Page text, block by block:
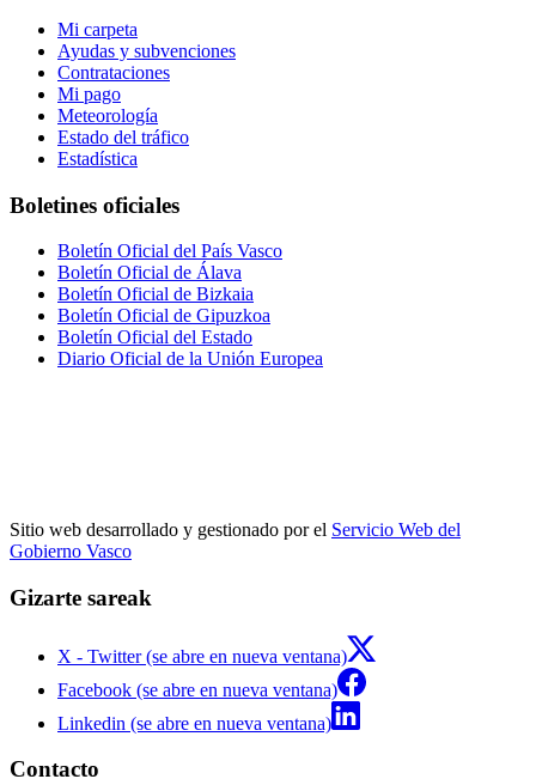
Mi carpeta
Ayudas y subvenciones
Contrataciones
Mi pago
Meteorología
Estado del tráfico
Estadística
Boletines oficiales
Boletín Oficial del País Vasco
Boletín Oficial de Álava
Boletín Oficial de Bizkaia
Boletín Oficial de Gipuzkoa
Boletín Oficial del Estado
Diario Oficial de la Unión Europea
Sitio web desarrollado y gestionado por el Servicio Web del
Gobierno Vasco
Gizarte sareak
X - Twitter (se abre en nueva ventana)
Facebook (se abre en nueva ventana)
Linkedin (se abre en nueva ventana)
Contacto